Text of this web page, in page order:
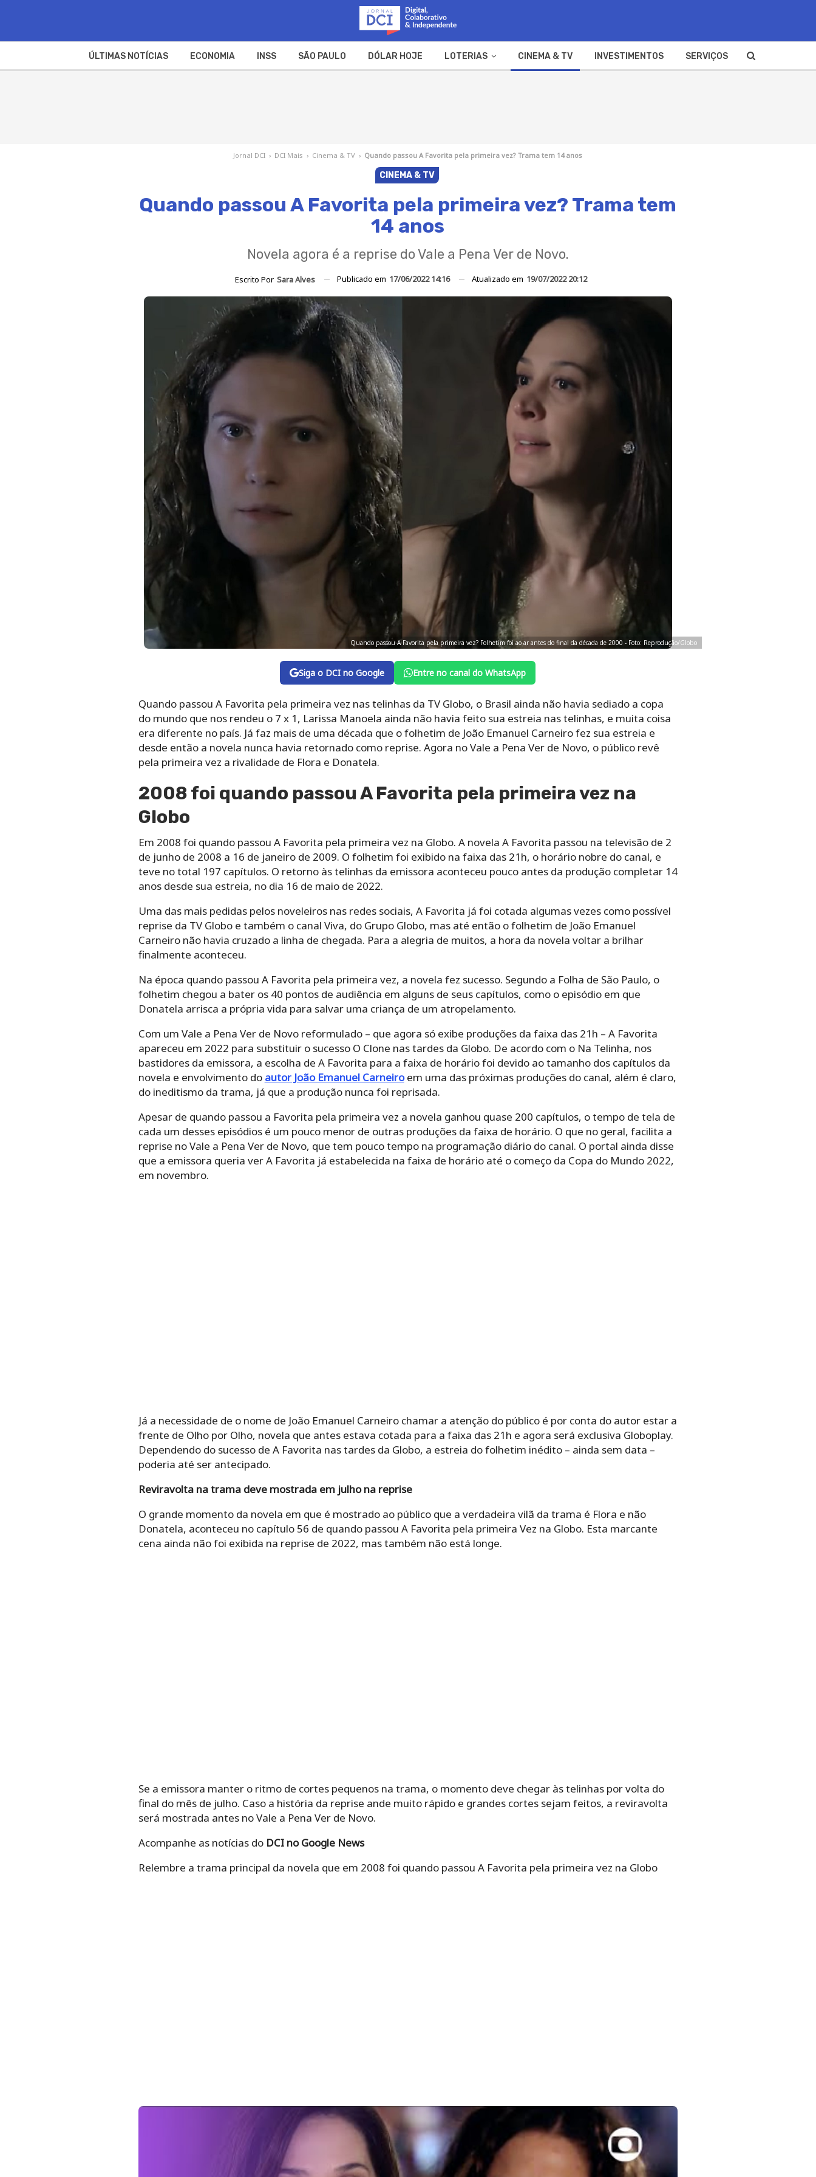
ÚLTIMAS NOTÍCIAS ECONOMIA INSS SÃO PAULO DÓLAR HOJE LOTERIAS CINEMA & TV INVESTIMENTOS SERVIÇOS
Jornal DCI › DCI Mais › Cinema & TV › Quando passou A Favorita pela primeira vez? Trama tem 14 anos
CINEMA & TV
Quando passou A Favorita pela primeira vez? Trama tem
14 anos
Novela agora é a reprise do Vale a Pena Ver de Novo.
Escrito Por Sara Alves Publicado em 17/06/2022 14:16 Atualizado em 19/07/2022 20:12
Quando passou A Favorita pela primeira vez? Folhetim foi ao ar antes do final da década de 2000 - Foto: Reprodução/Globo
Siga o DCI no Google Entre no canal do WhatsApp
Quando passou A Favorita pela primeira vez nas telinhas da TV Globo, o Brasil ainda não havia sediado a copa
do mundo que nos rendeu o 7 x 1, Larissa Manoela ainda não havia feito sua estreia nas telinhas, e muita coisa
era diferente no país. Já faz mais de uma década que o folhetim de João Emanuel Carneiro fez sua estreia e
desde então a novela nunca havia retornado como reprise. Agora no Vale a Pena Ver de Novo, o público revê
pela primeira vez a rivalidade de Flora e Donatela.
2008 foi quando passou A Favorita pela primeira vez na
Globo
Em 2008 foi quando passou A Favorita pela primeira vez na Globo. A novela A Favorita passou na televisão de 2
de junho de 2008 a 16 de janeiro de 2009. O folhetim foi exibido na faixa das 21h, o horário nobre do canal, e
teve no total 197 capítulos. O retorno às telinhas da emissora aconteceu pouco antes da produção completar 14
anos desde sua estreia, no dia 16 de maio de 2022.
Uma das mais pedidas pelos noveleiros nas redes sociais, A Favorita já foi cotada algumas vezes como possível
reprise da TV Globo e também o canal Viva, do Grupo Globo, mas até então o folhetim de João Emanuel
Carneiro não havia cruzado a linha de chegada. Para a alegria de muitos, a hora da novela voltar a brilhar
finalmente aconteceu.
Na época quando passou A Favorita pela primeira vez, a novela fez sucesso. Segundo a Folha de São Paulo, o
folhetim chegou a bater os 40 pontos de audiência em alguns de seus capítulos, como o episódio em que
Donatela arrisca a própria vida para salvar uma criança de um atropelamento.
Com um Vale a Pena Ver de Novo reformulado – que agora só exibe produções da faixa das 21h – A Favorita
apareceu em 2022 para substituir o sucesso O Clone nas tardes da Globo. De acordo com o Na Telinha, nos
bastidores da emissora, a escolha de A Favorita para a faixa de horário foi devido ao tamanho dos capítulos da
novela e envolvimento do autor João Emanuel Carneiroem uma das próximas produções do canal, além é claro,
do ineditismo da trama, já que a produção nunca foi reprisada.
Apesar de quando passou a Favorita pela primeira vez a novela ganhou quase 200 capítulos, o tempo de tela de
cada um desses episódios é um pouco menor de outras produções da faixa de horário. O que no geral, facilita a
reprise no Vale a Pena Ver de Novo, que tem pouco tempo na programação diário do canal. O portal ainda disse
que a emissora queria ver A Favorita já estabelecida na faixa de horário até o começo da Copa do Mundo 2022,
em novembro.
Já a necessidade de o nome de João Emanuel Carneiro chamar a atenção do público é por conta do autor estar a
frente de Olho por Olho, novela que antes estava cotada para a faixa das 21h e agora será exclusiva Globoplay.
Dependendo do sucesso de A Favorita nas tardes da Globo, a estreia do folhetim inédito – ainda sem data –
poderia até ser antecipado.
Reviravolta na trama deve mostrada em julho na reprise
O grande momento da novela em que é mostrado ao público que a verdadeira vilã da trama é Flora e não
Donatela, aconteceu no capítulo 56 de quando passou A Favorita pela primeira Vez na Globo. Esta marcante
cena ainda não foi exibida na reprise de 2022, mas também não está longe.
Se a emissora manter o ritmo de cortes pequenos na trama, o momento deve chegar às telinhas por volta do
final do mês de julho. Caso a história da reprise ande muito rápido e grandes cortes sejam feitos, a reviravolta
será mostrada antes no Vale a Pena Ver de Novo.
Acompanhe as notícias do DCI no Google News
Relembre a trama principal da novela que em 2008 foi quando passou A Favorita pela primeira vez na Globo